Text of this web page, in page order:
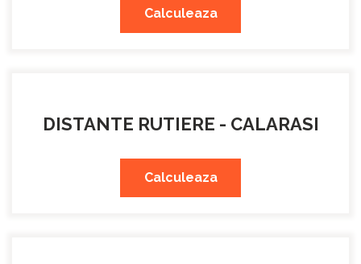
Calculeaza
DISTANTE RUTIERE - CALARASI
Calculeaza